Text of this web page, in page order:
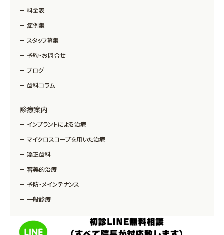
料金表
症例集
スタッフ募集
予約・お問合せ
ブログ
歯科コラム
診療案内
インプラントによる治療
マイクロスコープを用いた治療
矯正歯科
審美的治療
予防・メインテナンス
一般診療
Copyright © MM Dental Clinic All Rights Reserved